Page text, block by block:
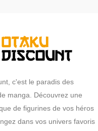
c'est le paradis des
manga. Découvrez une
de figurines de vos héros
dans vos univers favoris